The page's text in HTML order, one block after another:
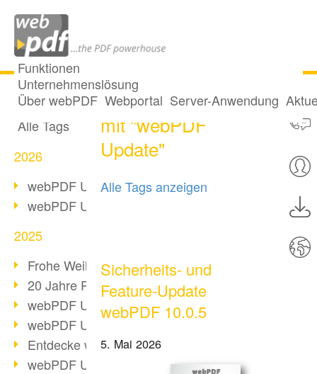
Funktionen
Unternehmenslösung
Über webPDF Webportal Server-Anwendung
Alle Beiträge
Alle Tags
2026
webPDF Update 10.0.5
webPDF Update 10.0.4
2025
Frohe Weihnachten & Auszeit
20 Jahre PDF/A
webPDF Update 10.0.3
webPDF Update 10.0.2
Entdecke webPDF 10
webPDF Update 9.0.0.3655
34 Posts getaggt
mit "webPDF
Update"
Alle Tags anzeigen
Sicherheits- und
Feature-Update
webPDF 10.0.5
5. Mai 2026